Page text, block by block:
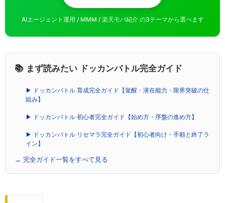
AIエージェント運用 / MMM / 楽天モバ紹介 の3テーマから選べます
📚 まず読みたい ドッカンバトル完全ガイド
▶ ドッカンバトル 育成完全ガイド【覚醒・潜在能力・限界突破の仕
組み】
▶ ドッカンバトル 初心者完全ガイド【始め方・序盤の進め方】
▶ ドッカンバトル リセマラ完全ガイド【初心者向け・手順と終了ラ
イン】
→ 完全ガイド一覧をすべて見る